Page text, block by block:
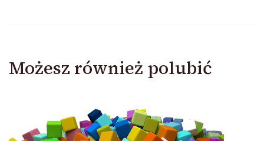
Możesz również polubić